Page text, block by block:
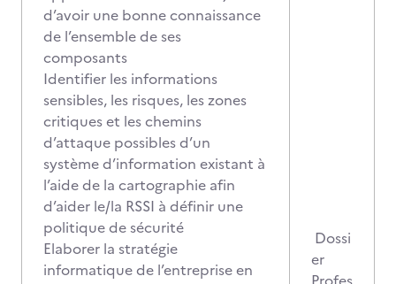
d’avoir une bonne connaissance
de l’ensemble de ses
composants
Identifier les informations
sensibles, les risques, les zones
critiques et les chemins
d’attaque possibles d’un
système d’information existant à
l’aide de la cartographie afin
d’aider le/la RSSI à définir une
politique de sécurité
Elaborer la stratégie
informatique de l’entreprise en
Dossi
er